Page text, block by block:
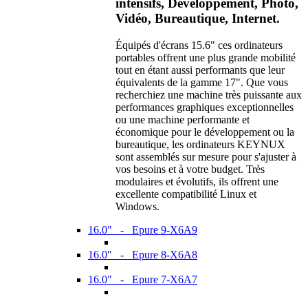
intensifs, Développement, Photo,
Vidéo, Bureautique, Internet.
Équipés d'écrans 15.6" ces ordinateurs
portables offrent une plus grande mobilité
tout en étant aussi performants que leur
équivalents de la gamme 17". Que vous
recherchiez une machine très puissante aux
performances graphiques exceptionnelles
ou une machine performante et
économique pour le développement ou la
bureautique, les ordinateurs KEYNUX
sont assemblés sur mesure pour s'ajuster à
vos besoins et à votre budget. Très
modulaires et évolutifs, ils offrent une
excellente compatibilité Linux et
Windows.
16.0" - Epure 9-X6A9
16.0" - Epure 8-X6A8
16.0" - Epure 7-X6A7